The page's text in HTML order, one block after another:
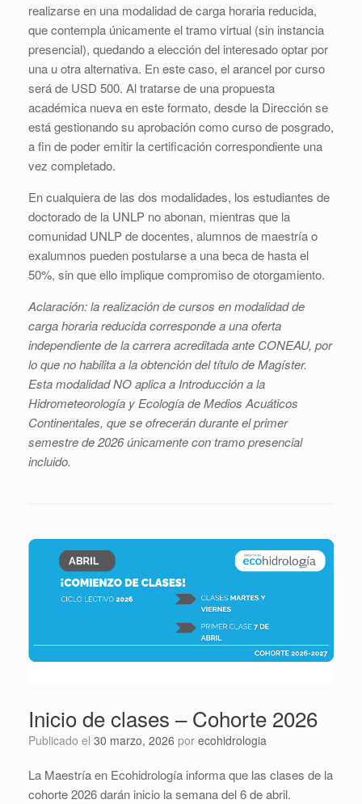
realizarse en una modalidad de carga horaria reducida,
que contempla únicamente el tramo virtual (sin instancia
presencial), quedando a elección del interesado optar por
una u otra alternativa. En este caso, el arancel por curso
será de USD 500. Al tratarse de una propuesta
académica nueva en este formato, desde la Dirección se
está gestionando su aprobación como curso de posgrado,
a fin de poder emitir la certificación correspondiente una
vez completado.
En cualquiera de las dos modalidades, los estudiantes de
doctorado de la UNLP no abonan, mientras que la
comunidad UNLP de docentes, alumnos de maestría o
exalumnos pueden postularse a una beca de hasta el
50%, sin que ello implique compromiso de otorgamiento.
Aclaración: la realización de cursos en modalidad de
carga horaria reducida corresponde a una oferta
independiente de la carrera acreditada ante CONEAU, por
lo que no habilita a la obtención del título de Magíster.
Esta modalidad NO aplica a Introducción a la
Hidrometeorología y Ecología de Medios Acuáticos
Continentales, que se ofrecerán durante el primer
semestre de 2026 únicamente con tramo presencial
incluido.
Inicio de clases – Cohorte 2026
Publicado el 30 marzo, 2026 por ecohidrologia
La Maestría en Ecohidrología informa que las clases de la
cohorte 2026 darán inicio la semana del 6 de abril.